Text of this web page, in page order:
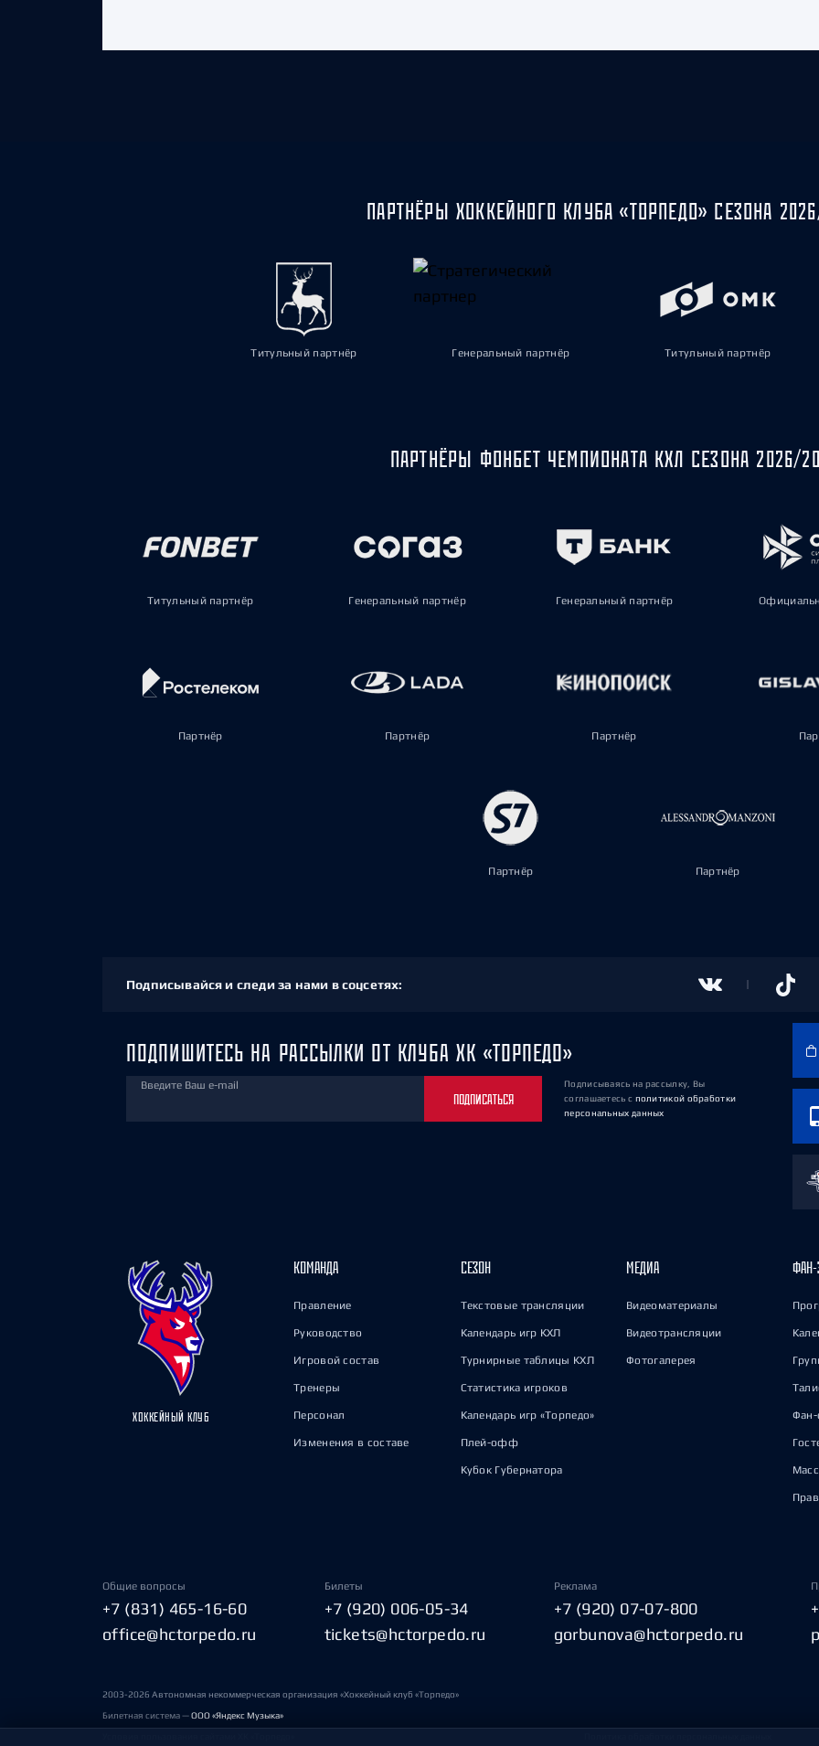
ПАРТНЁРЫ ХОККЕЙНОГО КЛУБА «ТОРПЕДО» СЕЗОНА
Титульный партнёр Генеральный партнёр Титульный партнёр
ПАРТНЁРЫ ФОНБЕТ ЧЕМПИОНАТА КХЛ СЕЗОНА 2026/
Титульный партнёр Генеральный партнёр Генеральный партнёр
Партнёр Партнёр Партнёр
Партнёр Партнёр
Подписывайся и следи за нами в соцсетях:
ПОДПИШИТЕСЬ НА РАССЫЛКИ ОТ КЛУБА ХК «ТОРПЕДО»
Введите Ваш e-mail
ПОДПИСАТЬСЯ
Подписываясь на рассылку, Вы
соглашаетесь с политикой обработки
персональных данных
ХОККЕЙНЫЙ КЛУБ
КОМАНДА
Правление
Руководство
Игровой состав
Тренеры
Персонал
Изменения в составе
СЕЗОН
Текстовые трансляции
Календарь игр КХЛ
Турнирные таблицы КХЛ
Статистика игроков
Календарь игр «Торпедо»
Плей-офф
Кубок Губернатора
МЕДИА
Видеоматериалы
Видеотрансляции
Фотогалерея
ФАН-
Фан-
Общие вопросы
+7 (831) 465-16-60
office@hctorpedo.ru
Билеты
+7 (920) 006-05-34
tickets@hctorpedo.ru
Реклама
+7 (920) 07-07-800
gorbunova@hctorpedo.ru
2003-2026 Автономная некоммерческая организация «Хоккейный клуб «Торпедо»
Билетная система —ООО «Яндекс Музыка»